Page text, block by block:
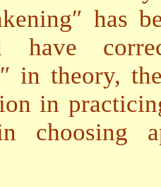
has
have
in theory,
in
choosing